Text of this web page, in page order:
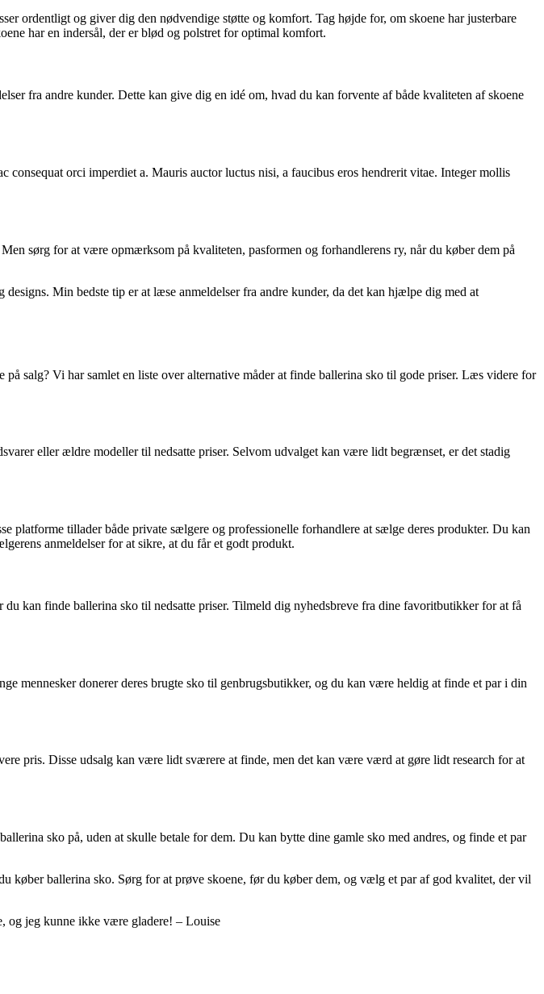
ordentligt og giver dig den nødvendige støtte og komfort. Tag højde for, om skoene har justerbare
har en indersål, der er blød og polstret for optimal komfort.
fra andre kunder. Dette kan give dig en idé om, hvad du kan forvente af både kvaliteten af skoene
orci imperdiet a. Mauris auctor luctus nisi, a faucibus eros hendrerit vitae. Integer mollis
sørg for at være opmærksom på kvaliteten, pasformen og forhandlerens ry, når du køber dem på
Min bedste tip er at læse anmeldelser fra andre kunder, da det kan hjælpe dig med at
salg? Vi har samlet en liste over alternative måder at finde ballerina sko til gode priser. Læs videre for
eller ældre modeller til nedsatte priser. Selvom udvalget kan være lidt begrænset, er det stadig
platforme tillader både private sælgere og professionelle forhandlere at sælge deres produkter. Du kan
anmeldelser for at sikre, at du får et godt produkt.
kan finde ballerina sko til nedsatte priser. Tilmeld dig nyhedsbreve fra dine favoritbutikker for at få
mennesker donerer deres brugte sko til genbrugsbutikker, og du kan være heldig at finde et par i din
pris. Disse udsalg kan være lidt sværere at finde, men det kan være værd at gøre lidt research for at
sko på, uden at skulle betale for dem. Du kan bytte dine gamle sko med andres, og finde et par
køber ballerina sko. Sørg for at prøve skoene, før du køber dem, og vælg et par af god kvalitet, der vil
og jeg kunne ikke være gladere! – Louise